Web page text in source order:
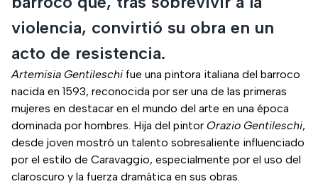
violencia, convirtió su obra en un
acto de resistencia.
Artemisia Gentileschi fue una pintora italiana del barroco
nacida en 1593, reconocida por ser una de las primeras
mujeres en destacar en el mundo del arte en una época
dominada por hombres. Hija del pintor Orazio Gentileschi,
desde joven mostró un talento sobresaliente influenciado
por el estilo de Caravaggio, especialmente por el uso del
claroscuro y la fuerza dramática en sus obras.